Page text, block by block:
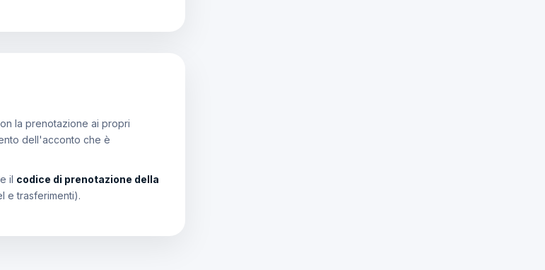
la prenotazione ai propri
dell'acconto che è
il codice di prenotazione della
e trasferimenti).